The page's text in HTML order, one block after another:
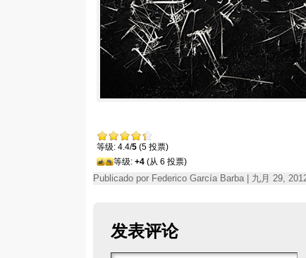
等级: 4.4/5 (5 投票)
等级: +4 (从 6 投票)
Publicado por Federico García Barba | 九月 29,
发表评论